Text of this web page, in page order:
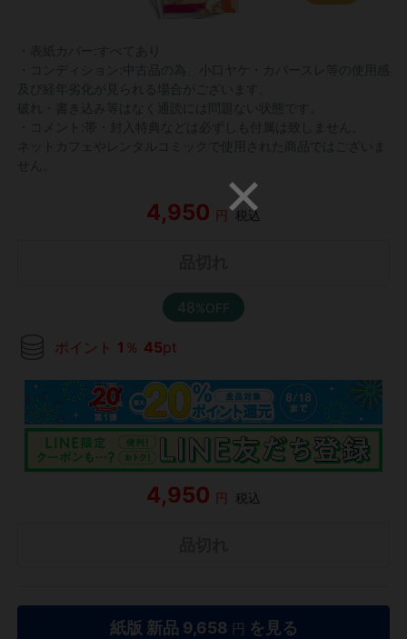
4,950 円 税込
48%OFF
ポイント 1 ％ 45pt
4,950 円 税込
紙版 新品 9,658 円 を見る